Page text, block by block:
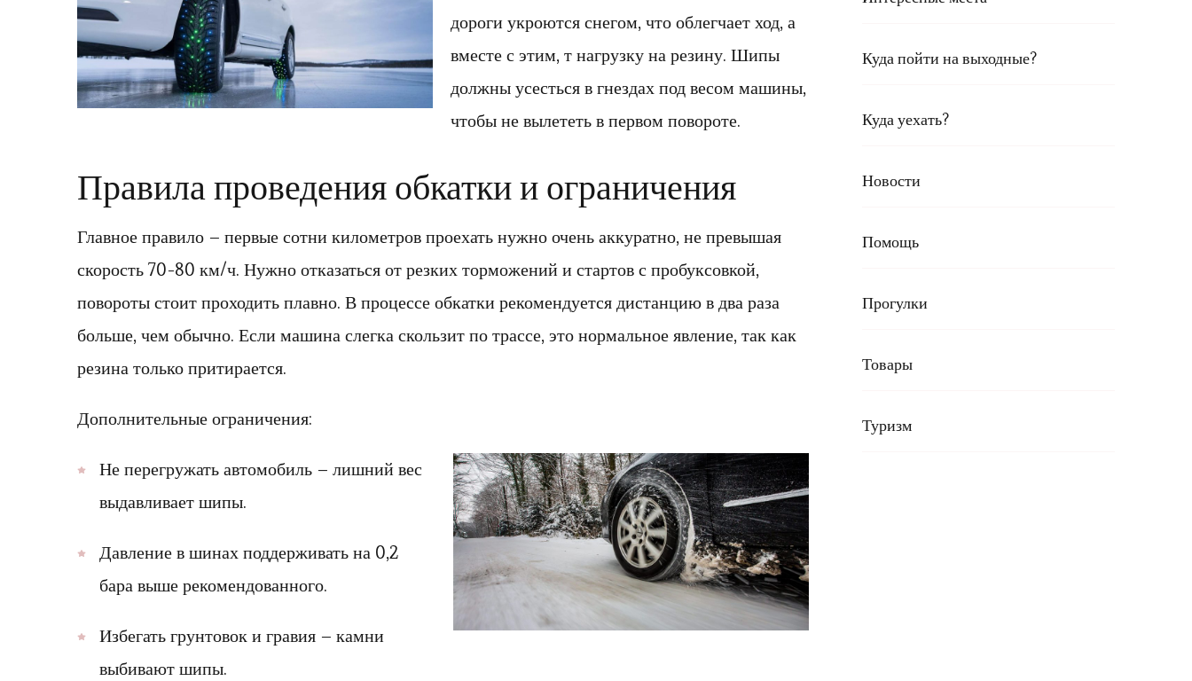
дороги укроются снегом, что облегчает ход, а
вместе с этим, т нагрузку на резину. Шипы
должны усесться в гнездах под весом машины,
чтобы не вылететь в первом повороте.
Правила проведения обкатки и ограничения
Главное правило – первые сотни километров проехать нужно очень аккуратно, не превышая
скорость 70-80 км/ч. Нужно отказаться от резких торможений и стартов с пробуксовкой,
повороты стоит проходить плавно. В процессе обкатки рекомендуется дистанцию в два раза
больше, чем обычно. Если машина слегка скользит по трассе, это нормальное явление, так как
резина только притирается.
Дополнительные ограничения:
Не перегружать автомобиль – лишний вес
выдавливает шипы.
Давление в шинах поддерживать на 0,2
бара выше рекомендованного.
Избегать грунтовок и гравия – камни
выбивают шипы.
Куда пойти на выходные?
Куда уехать?
Новости
Помощь
Прогулки
Товары
Туризм